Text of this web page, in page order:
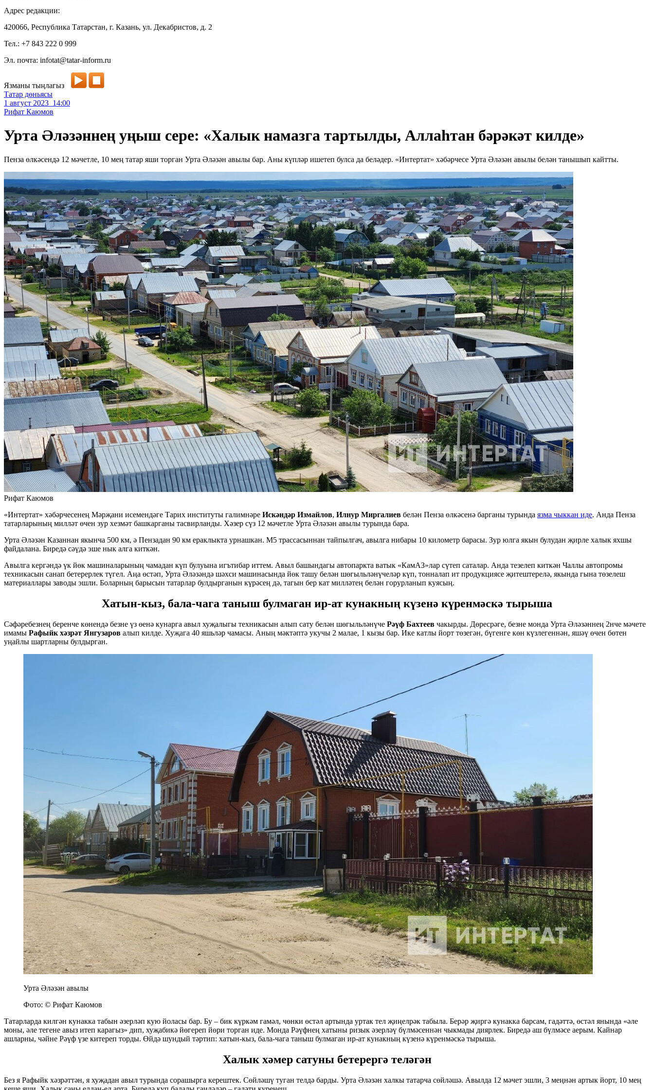
Адрес редакции:
420066, Республика Татарстан, г. Казань, ул. Декабристов, д. 2
Тел.: +7 843 222 0 999
Эл. почта: infotat@tatar-inform.ru
Язманы тыңлагыз
Татар дөньясы
1 август 2023 14:00
Рифат Каюмов
Урта Әләзәннең уңыш сере: «Халык намазга тартылды, Аллаһтан бәрәкәт килде»
Пенза өлкәсендә 12 мәчетле, 10 мең татар яши торган Урта Әләзән авылы бар. Аны күпләр ишетеп булса да беләдер. «Интертат» хәбәрчесе Урта Әләзән авылы белән танышып кайтты.
Рифат Каюмов
«Интертат» хәбәрчесенең Мәрҗани исемендәге Тарих институты галимнәре Искәндәр Измайлов, Илнур Миргалиев белән Пенза өлкәсенә барганы турында язма чыккан иде. Анда Пенза
татарларының милләт өчен зур хезмәт башкарганы тасвирланды. Хәзер сүз 12 мәчетле Урта Әләзән авылы турында бара.
Урта Әләзән Казаннан якынча 500 км, ә Пензадан 90 км ераклыкта урнашкан. М5 трассасыннан тайпылгач, авылга нибары 10 километр барасы. Зур юлга якын булудан җирле халык яхшы
файдалана. Биредә сәүдә эше нык алга киткән.
Авылга кергәндә үк йөк машиналарының чамадан күп булуына игътибар иттем. Авыл башындагы автопаркта ватык «КамАЗ»лар сүтеп саталар. Анда тезелеп киткән Чаллы автопромы
техникасын санап бетерерлек түгел. Аңа өстәп, Урта Әләзәндә шәхси машинасында йөк ташу белән шөгыльләнүчеләр күп, тонналап ит продукциясе җитештерелә, якында гына төзелеш
материаллары заводы эшли. Боларның барысын татарлар булдырганын күрәсең дә, тагын бер кат милләтең белән горурланып куясың.
Хатын-кыз, бала-чага таныш булмаган ир-ат кунакның күзенә күренмәскә тырыша
Сәфәребезнең беренче көнендә безне үз өенә кунарга авыл хуҗалыгы техникасын алып сату белән шөгыльләнүче Рәүф Бахтеев чакырды. Дөресрәге, безне монда Урта Әләзәннең 2нче мәчете
имамы Рафыйк хәзрәт Янгузаров алып килде. Хуҗага 40 яшьләр чамасы. Аның мәктәптә укучы 2 малае, 1 кызы бар. Ике катлы йорт төзегән, бүгенге көн күзлегеннән, яшәү өчен бөтен
уңайлы шартларны булдырган.
Урта Әләзән авылы
Фото: © Рифат Каюмов
Татарларда килгән кунакка табын әзерләп кую йоласы бар. Бу – бик күркәм гамәл, чөнки өстәл артында уртак тел җиңелрәк табыла. Берәр җиргә кунакка барсам, гадәттә, өстәл янында «әле
моны, әле тегене авыз итеп карагыз» дип, хуҗабикә йөгереп йөри торган иде. Монда Рәүфнең хатыны ризык әзерләү бүлмәсеннән чыкмады диярлек. Биредә аш бүлмәсе аерым. Кайнар
ашларны, чәйне Рәүф үзе китереп торды. Өйдә шундый тәртип: хатын-кыз, бала-чага таныш булмаган ир-ат кунакның күзенә күренмәскә тырыша.
Халык хәмер сатуны бетерергә теләгән
Без я Рафыйк хәзрәттән, я хуҗадан авыл турында сорашырга керештек. Сөйләшү туган телдә барды. Урта Әләзән халкы татарча сөйләшә. Авылда 12 мәчет эшли, 3 меңнән артык йорт, 10 мең